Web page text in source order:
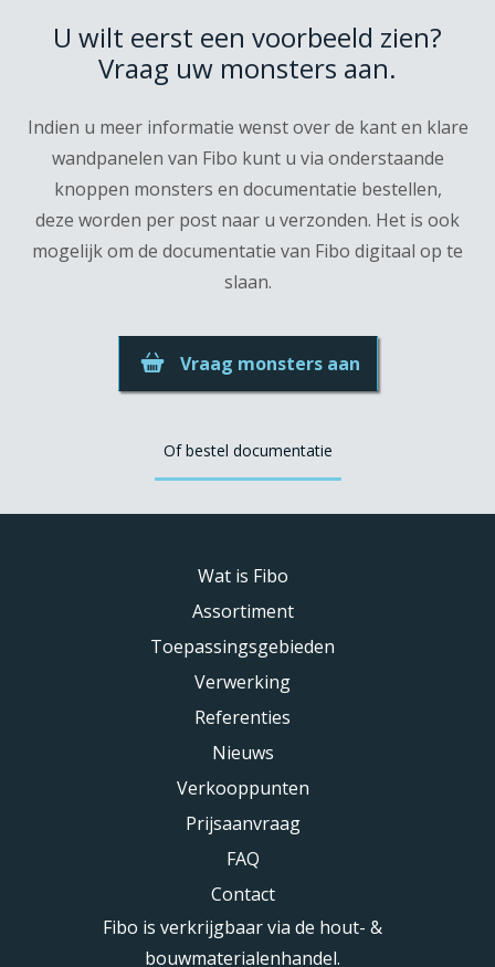
U wilt eerst een voorbeeld zien?
Vraag uw monsters aan.
Indien u meer informatie wenst over de kant en klare
wandpanelen van Fibo kunt u via onderstaande
knoppen monsters en documentatie bestellen,
deze worden per post naar u verzonden. Het is ook
mogelijk om de documentatie van Fibo digitaal op te
slaan.
Vraag monsters aan
Of bestel documentatie
Wat is Fibo
Assortiment
Toepassingsgebieden
Verwerking
Referenties
Nieuws
Verkooppunten
Prijsaanvraag
FAQ
Contact
Fibo is verkrijgbaar via de hout- &
bouwmaterialenhandel.